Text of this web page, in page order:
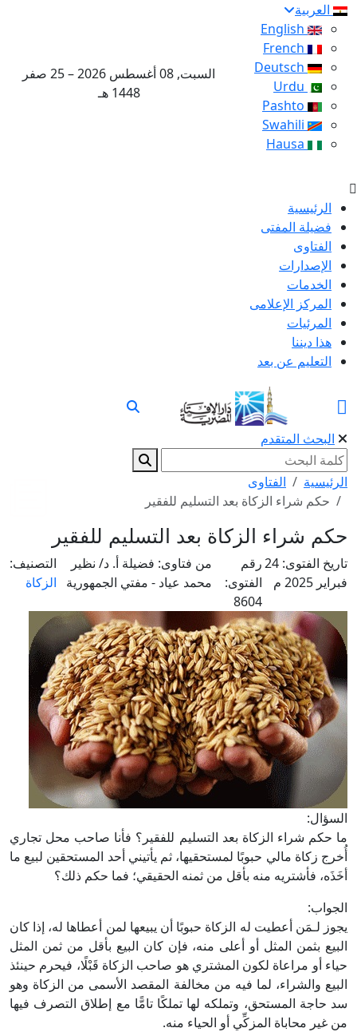
العربية
السبت, 08 أغسطس 2026 – 25 صفر
1448 هـ
الرئيسية
فضيلة المفتى
الفتاوى
الإصدارات
الخدمات
المركز الإعلامى
المرئيات
هذا ديننا
التعليم عن بعد
البحث المتقدم
الرئيسية
الفتاوى
حكم شراء الزكاة بعد التسليم للفقير
حكم شراء الزكاة بعد التسليم للفقير
تاريخ الفتوى: 24
فبراير 2025 م
رقم
الفتوى:
8604
من فتاوى: فضيلة أ. د/ نظير
محمد عياد - مفتي الجمهورية
التصنيف:
الزكاة
السؤال:
ما حكم شراء الزكاة بعد التسليم للفقير؟ فأنا صاحب محل تجاري
أُخرج زكاة مالي حبوبًا لمستحقيها، ثم يأتيني أحد المستحقين لبيع ما
أخَذَه، فأشتريه منه بأقل من ثمنه الحقيقي؛ فما حكم ذلك؟
الجواب:
يجوز لـمَن أعطيت له الزكاة حبوبًا أن يبيعها لمن أعطاها له، إذا كان
البيع بثمن المثل أو أعلى منه، فإن كان البيع بأقل من ثمن المثل
حياء أو مراعاة لكون المشتري هو صاحب الزكاة قَبْلًا، فيحرم حينئذ
البيع والشراء، لما فيه من مخالفة المقصد الأسمى من الزكاة وهو
سد حاجة المستحق، وتملكه لها تملكًا تامًّا مع إطلاق التصرف فيها
من غير محاباة المزكِّي أو الحياء منه.